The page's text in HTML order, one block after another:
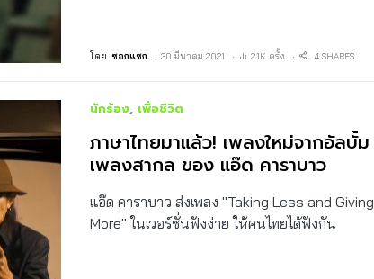
โดย ซอกแซก 30 มีนาคม 2021 2.1K ครั้ง 4 SHARES
นักร้อง เพื่อชีวิต
ภาษาไทยมาแล้ว! เพลงใหม่จากอัลบั้ม
เพลงสากล ของ แอ๊ด คาราบาว
แอ๊ด คาราบาว ส่งเพลง "Taking Less and Giving
More" ในเวอร์ชั่นฟังง่าย ให้คนไทยได้ฟังกัน